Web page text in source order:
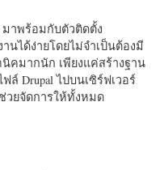
มาพร้อมกับตัวติดตั้ง
านได้ง่ายโดยไม่จำเป็นต้องมี
คมากนัก เพียงแค่สร้างฐาน
ล์ Drupal ไปบนเซิร์ฟเวอร์
วยจัดการให้ทั้งหมด